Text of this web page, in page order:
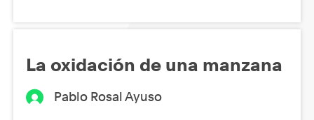
La oxidación de una manzana
Pablo Rosal Ayuso